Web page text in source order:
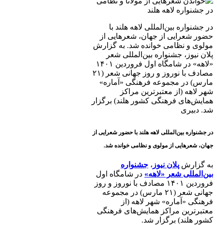
در جشنواره بین‌المللی لاهه هلند با
حضور شعرایی از جهان، شعرهایی از
مولوی و نظامی خوانده شد. به گزارش
پلان نیوز، جشنواره بین‌المللی شعر
«لاهه» در شامگاه اول فروردین ۱۴۰۱
مصادف با نوروز و روز جهانی شعر (۲۱
مارس) در مجموعه فرهنگی «آماره»
شهر لاهه (از معتبرترین مراکز
همایش‌های فرهنگی کشور هلند) برگزار
شد. دبیری
در جشنواره بین‌المللی لاهه هلند با حضور شعرایی از
جهان، شعرهایی از مولوی و نظامی خوانده شد.
به گزارش پلان نیوز ، جشنواره
بین‌المللی شعر «لاهه» در شامگاه اول
فروردین ۱۴۰۱ مصادف با نوروز و روز
جهانی شعر (۲۱ مارس) در مجموعه
فرهنگی «آماره» شهر لاهه (از
معتبرترین مراکز همایش‌های فرهنگی
کشور هلند) برگزار شد.